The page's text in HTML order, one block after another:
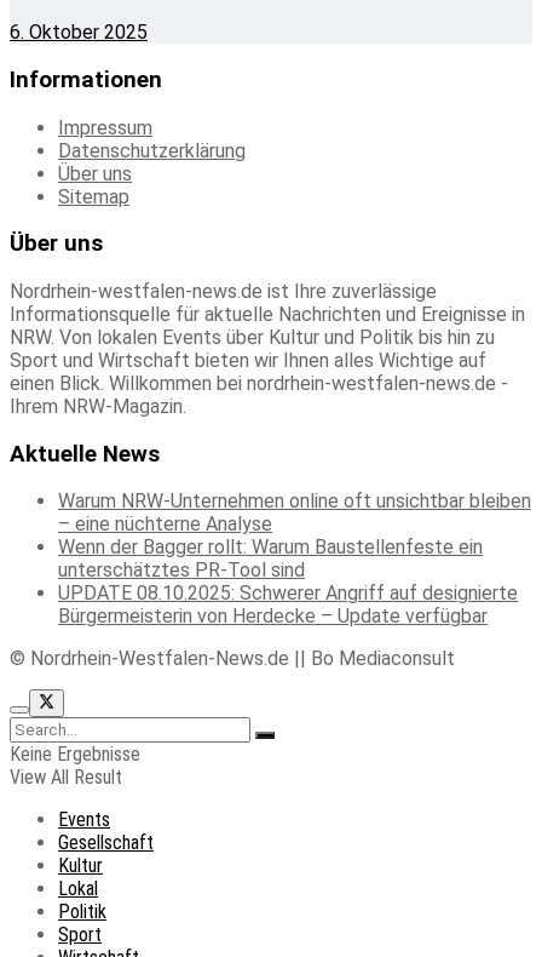
6. Oktober 2025
Informationen
Impressum
Datenschutzerklärung
Über uns
Sitemap
Über uns
Nordrhein-westfalen-news.de ist Ihre zuverlässige
Informationsquelle für aktuelle Nachrichten und Ereignisse in
NRW. Von lokalen Events über Kultur und Politik bis hin zu
Sport und Wirtschaft bieten wir Ihnen alles Wichtige auf
einen Blick. Willkommen bei nordrhein-westfalen-news.de -
Ihrem NRW-Magazin.
Aktuelle News
Warum NRW-Unternehmen online oft unsichtbar bleiben
– eine nüchterne Analyse
Wenn der Bagger rollt: Warum Baustellenfeste ein
unterschätztes PR-Tool sind
UPDATE 08.10.2025: Schwerer Angriff auf designierte
Bürgermeisterin von Herdecke – Update verfügbar
© Nordrhein-Westfalen-News.de || Bo Mediaconsult
Keine Ergebnisse
View All Result
Events
Gesellschaft
Kultur
Lokal
Politik
Sport